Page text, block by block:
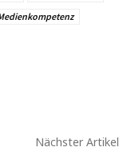
Nächster Artikel